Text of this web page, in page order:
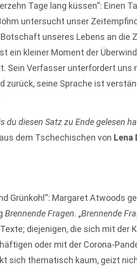
Tage lang küssen“: Einen
untersucht unser
unseres Lebens an die
ein kleiner Moment der
Sein Verfasser unterfordert uns
zurück, seine Sprache ist
du diesen Satz zu Ende gelesen
dem Tschechischen von Lena
Grünkohl“: Margaret Atwoods
Brennende Fragen. „Brennende
diejenigen, die sich mit der
oder mit der Corona-
sich thematisch kaum, geizt